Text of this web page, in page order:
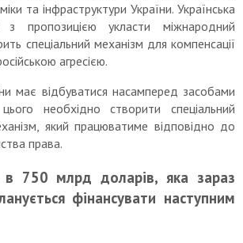
та інфраструктури України. Українська
з пропозицією укласти міжнародний
спеціальний механізм для компенсації
агресією.
має відбуватися насамперед засобами
необхідно створити спеціальний
який працюватиме відповідно до
права.
в 750 млрд доларів, яка зараз
фінансувати наступним